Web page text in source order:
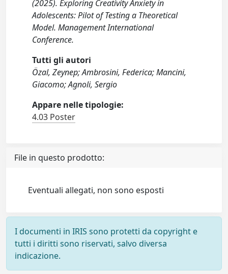
(2025). Exploring Creativity Anxiety in
Adolescents: Pilot of Testing a Theoretical
Model. Management International
Conference.
Tutti gli autori
Özal, Zeynep; Ambrosini, Federica; Mancini,
Giacomo; Agnoli, Sergio
Appare nelle tipologie:
4.03 Poster
File in questo prodotto:
Eventuali allegati, non sono esposti
I documenti in IRIS sono protetti da copyright e
tutti i diritti sono riservati, salvo diversa
indicazione.